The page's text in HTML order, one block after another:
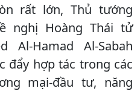
rất lớn, Thủ tướng
nghị Hoàng Thái tử
Al-Hamad Al-Sabah
đẩy hợp tác trong các
mại-đầu tư, năng